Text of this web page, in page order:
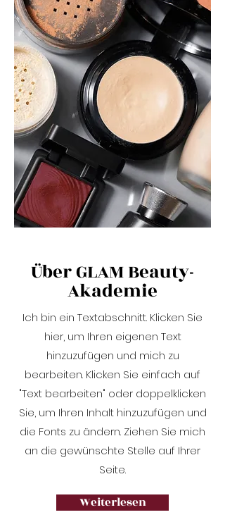
Über GLAM Beauty-
Akademie
Ich bin ein Textabschnitt. Klicken Sie
hier, um Ihren eigenen Text
hinzuzufügen und mich zu
bearbeiten. Klicken Sie einfach auf
"Text bearbeiten" oder doppelklicken
Sie, um Ihren Inhalt hinzuzufügen und
die Fonts zu ändern. Ziehen Sie mich
an die gewünschte Stelle auf Ihrer
Seite.
Weiterlesen